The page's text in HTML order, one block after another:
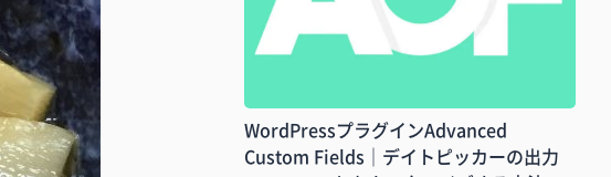
WordPressプラグインAdvanced
Custom Fields｜デイトピッカーの出力